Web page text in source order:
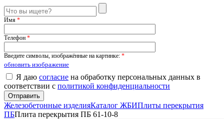
Имя *
Телефон *
Введите символы, изображённые на картинке: *
обновить изображение
Я даю согласие на обработку персональных данных в
соответствии с политикой конфиденциальности
Железобетонные изделияКаталог ЖБИПлиты перекрытия
ПБПлита перекрытия ПБ 61-10-8